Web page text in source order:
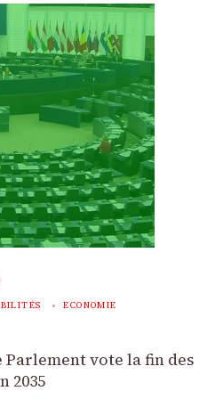
ECONOMIE
Parlement vote la fin des
2035